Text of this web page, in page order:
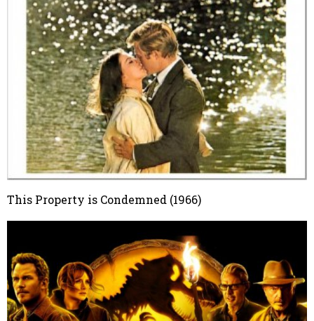
This Property is Condemned (1966)